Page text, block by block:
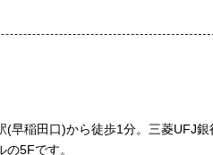
早稲田口)から徒歩1分。三菱UFJ銀
5Fです。